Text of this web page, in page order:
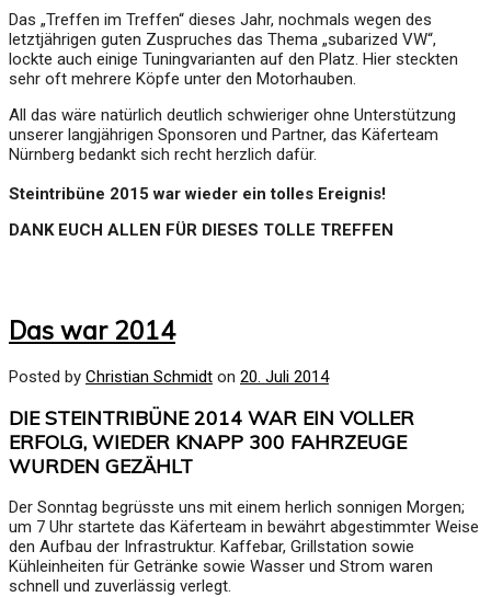
Das „Treffen im Treffen“ dieses Jahr, nochmals wegen des
letztjährigen guten Zuspruches das Thema „subarized VW“,
lockte auch einige Tuningvarianten auf den Platz. Hier steckten
sehr oft mehrere Köpfe unter den Motorhauben.
All das wäre natürlich deutlich schwieriger ohne Unterstützung
unserer langjährigen Sponsoren und Partner, das Käferteam
Nürnberg bedankt sich recht herzlich dafür.
Steintribüne 2015 war wieder ein tolles Ereignis!
DANK EUCH ALLEN FÜR DIESES TOLLE TREFFEN
Das war 2014
Posted by Christian Schmidt on 20. Juli 2014
DIE STEINTRIBÜNE 2014 WAR EIN VOLLER
ERFOLG, WIEDER KNAPP 300 FAHRZEUGE
WURDEN GEZÄHLT
Der Sonntag begrüsste uns mit einem herlich sonnigen Morgen;
um 7 Uhr startete das Käferteam in bewährt abgestimmter Weise
den Aufbau der Infrastruktur. Kaffebar, Grillstation sowie
Kühleinheiten für Getränke sowie Wasser und Strom waren
schnell und zuverlässig verlegt.